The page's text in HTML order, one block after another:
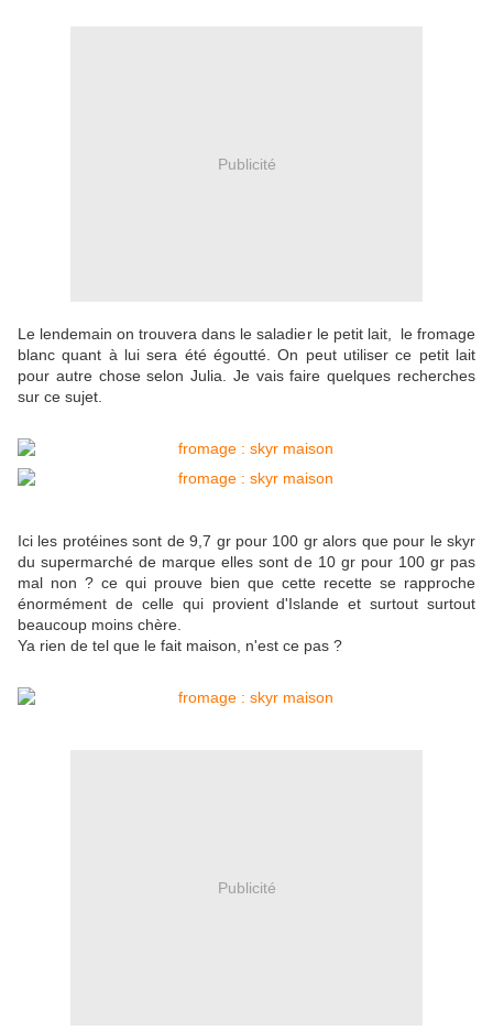
Publicité
Le lendemain on trouvera dans le saladier le petit lait, le fromage
blanc quant à lui sera été égoutté. On peut utiliser ce petit lait
pour autre chose selon Julia. Je vais faire quelques recherches
sur ce sujet.
Ici les protéines sont de 9,7 gr pour 100 gr alors que pour le skyr
du supermarché de marque elles sont de 10 gr pour 100 gr pas
mal non ? ce qui prouve bien que cette recette se rapproche
énormément de celle qui provient d'Islande et surtout surtout
beaucoup moins chère.
Ya rien de tel que le fait maison, n'est ce pas ?
Publicité